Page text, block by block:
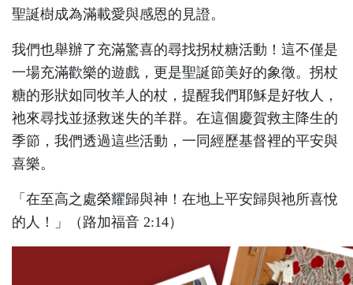
聖誕樹成為滿載愛與感恩的見證。
我們也舉辦了充滿驚喜的尋找拐杖糖活動！這不僅是
一場充滿歡樂的遊戲，更是聖誕節美好的象徵。拐杖
糖的形狀如同牧羊人的杖，提醒我們耶穌是好牧人，
祂來尋找並拯救迷失的羊群。在這個慶賀救主降生的
季節，我們透過這些活動，一同經歷基督裡的平安與
喜樂。
「在至高之處榮耀歸與神！在地上平安歸與祂所喜悅
的人！」（路加福音 2:14）